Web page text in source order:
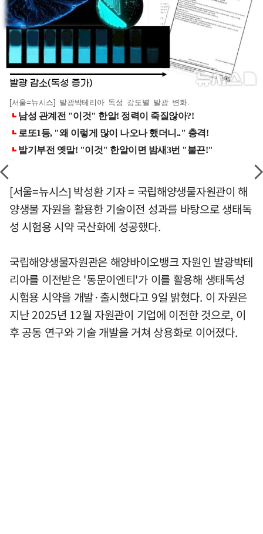
[서울=뉴시스] 발광박테리아 독성 강도별 발광 변화.
[서울=뉴시스] 박성환 기자 = 국립해양생물자원관이 해
양생물 자원을 활용한 기술이전 성과를 바탕으로 생태독
성 시험용 시약 국산화에 성공했다.
국립해양생물자원관은 해양바이오뱅크 자원인 발광박테
리아를 이전받은 '동문이엔티'가 이를 활용해 생태독성
시험용 시약을 개발·출시했다고 9일 밝혔다. 이 자원은
지난 2025년 12월 자원관이 기업에 이전한 것으로, 이
후 공동 연구와 기술 개발을 거쳐 상용화로 이어졌다.